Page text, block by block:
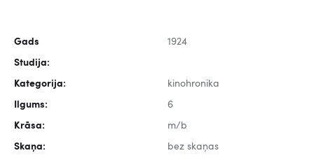
Gads 1924
Studija:
Kategorija: kinohronika
Ilgums: 6
Krāsa: m/b
Skaņa: bez skaņas